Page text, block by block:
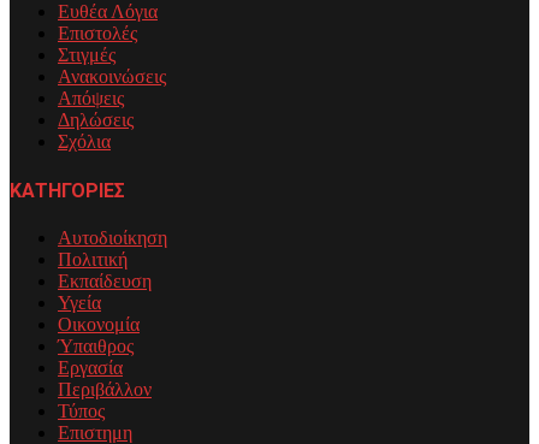
Ευθέα Λόγια
Επιστολές
Στιγμές
Ανακοινώσεις
Απόψεις
Δηλώσεις
Σχόλια
ΚΑΤΗΓΟΡΙΕΣ
Αυτοδιοίκηση
Πολιτική
Εκπαίδευση
Υγεία
Οικονομία
Ύπαιθρος
Εργασία
Περιβάλλον
Τύπος
Επιστημη